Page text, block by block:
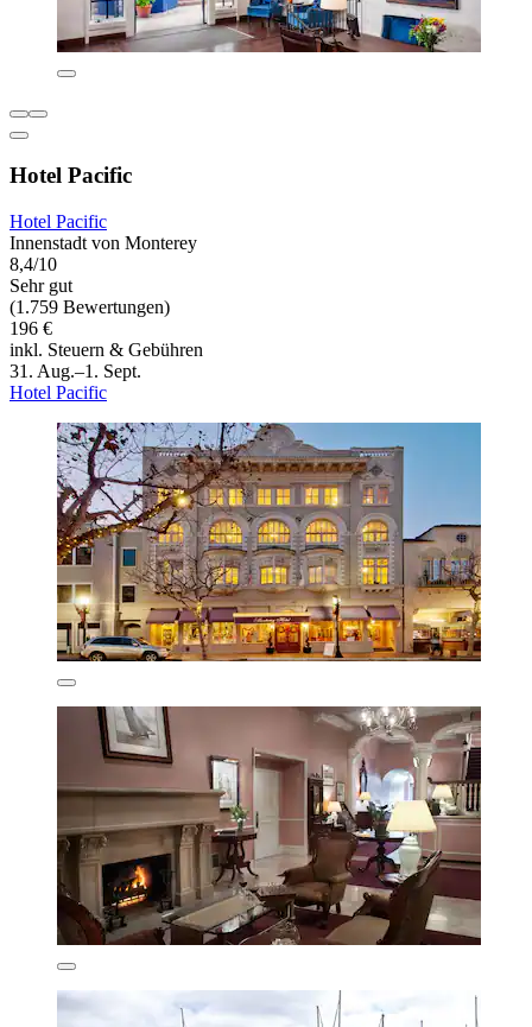
Hotel Pacific
Hotel Pacific
Innenstadt von Monterey
8,4/10
Sehr gut
(1.759 Bewertungen)
196 €
inkl. Steuern & Gebühren
31. Aug.–1. Sept.
Hotel Pacific